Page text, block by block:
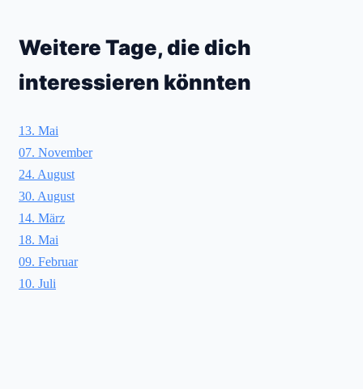
Weitere Tage, die dich
interessieren könnten
13. Mai
07. November
24. August
30. August
14. März
18. Mai
09. Februar
10. Juli